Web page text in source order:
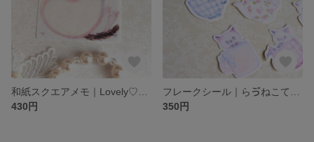
430円
350円